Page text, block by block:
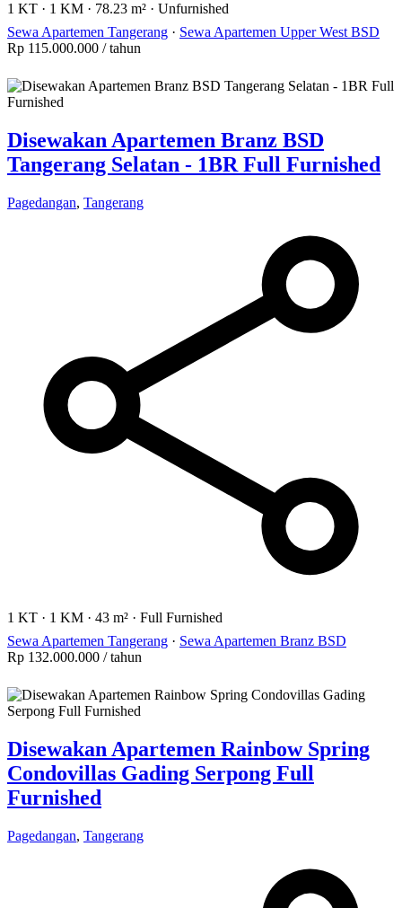
1 KT · 1 KM · 78.23 m² · Unfurnished
Sewa Apartemen Tangerang · Sewa Apartemen Upper West BSD
Rp 115.000.000 / tahun
Disewakan Apartemen Branz BSD
Tangerang Selatan - 1BR Full Furnished
Pagedangan, Tangerang
1 KT · 1 KM · 43 m² · Full Furnished
Sewa Apartemen Tangerang · Sewa Apartemen Branz BSD
Rp 132.000.000 / tahun
Disewakan Apartemen Rainbow Spring
Condovillas Gading Serpong Full
Furnished
Pagedangan, Tangerang